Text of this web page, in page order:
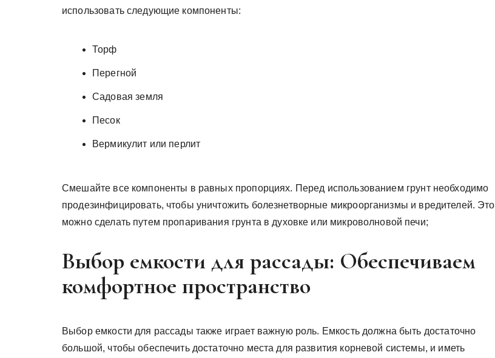
использовать следующие компоненты:
Торф
Перегной
Садовая земля
Песок
Вермикулит или перлит
Смешайте все компоненты в равных пропорциях. Перед использованием грунт необходимо
продезинфицировать, чтобы уничтожить болезнетворные микроорганизмы и вредителей. Это
можно сделать путем пропаривания грунта в духовке или микроволновой печи;
Выбор емкости для рассады: Обеспечиваем
комфортное пространство
Выбор емкости для рассады также играет важную роль. Емкость должна быть достаточно
большой, чтобы обеспечить достаточно места для развития корневой системы, и иметь